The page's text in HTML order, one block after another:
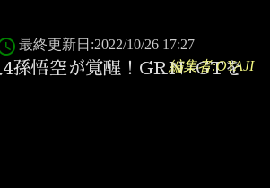
最終更新日:2022/10/26 17:27
孫悟空が覚醒！GRN+GTを
編集者:OYAJI